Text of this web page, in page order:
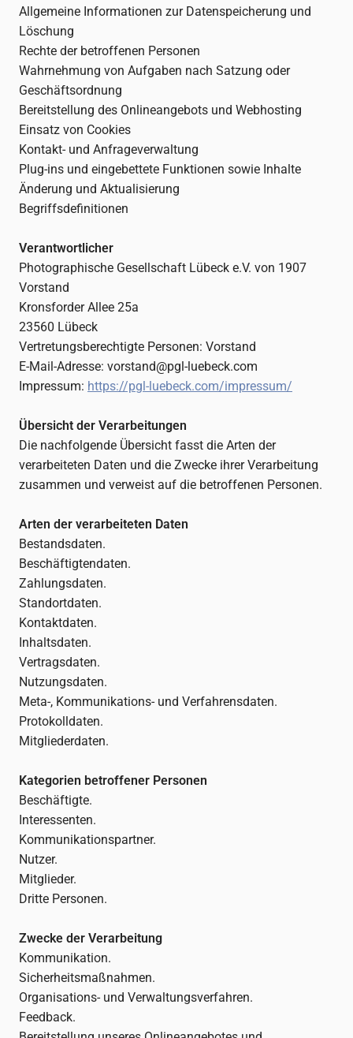
Allgemeine Informationen zur Datenspeicherung und
Löschung
Rechte der betroffenen Personen
Wahrnehmung von Aufgaben nach Satzung oder
Geschäftsordnung
Bereitstellung des Onlineangebots und Webhosting
Einsatz von Cookies
Kontakt- und Anfrageverwaltung
Plug-ins und eingebettete Funktionen sowie Inhalte
Änderung und Aktualisierung
Begriffsdefinitionen
Verantwortlicher
Photographische Gesellschaft Lübeck e.V. von 1907
Vorstand
Kronsforder Allee 25a
23560 Lübeck
Vertretungsberechtigte Personen: Vorstand
E-Mail-Adresse: vorstand@pgl-luebeck.com
Impressum: https://pgl-luebeck.com/impressum/
Übersicht der Verarbeitungen
Die nachfolgende Übersicht fasst die Arten der
verarbeiteten Daten und die Zwecke ihrer Verarbeitung
zusammen und verweist auf die betroffenen Personen.
Arten der verarbeiteten Daten
Bestandsdaten.
Beschäftigtendaten.
Zahlungsdaten.
Standortdaten.
Kontaktdaten.
Inhaltsdaten.
Vertragsdaten.
Nutzungsdaten.
Meta-, Kommunikations- und Verfahrensdaten.
Protokolldaten.
Mitgliederdaten.
Kategorien betroffener Personen
Beschäftigte.
Interessenten.
Kommunikationspartner.
Nutzer.
Mitglieder.
Dritte Personen.
Zwecke der Verarbeitung
Kommunikation.
Sicherheitsmaßnahmen.
Organisations- und Verwaltungsverfahren.
Feedback.